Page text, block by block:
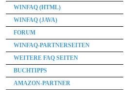
WINFAQ (HTML)
WINFAQ (JAVA)
FORUM
WINFAQ-PARTNERSEITEN
WEITERE FAQ SEITEN
BUCHTIPPS
AMAZON-PARTNER